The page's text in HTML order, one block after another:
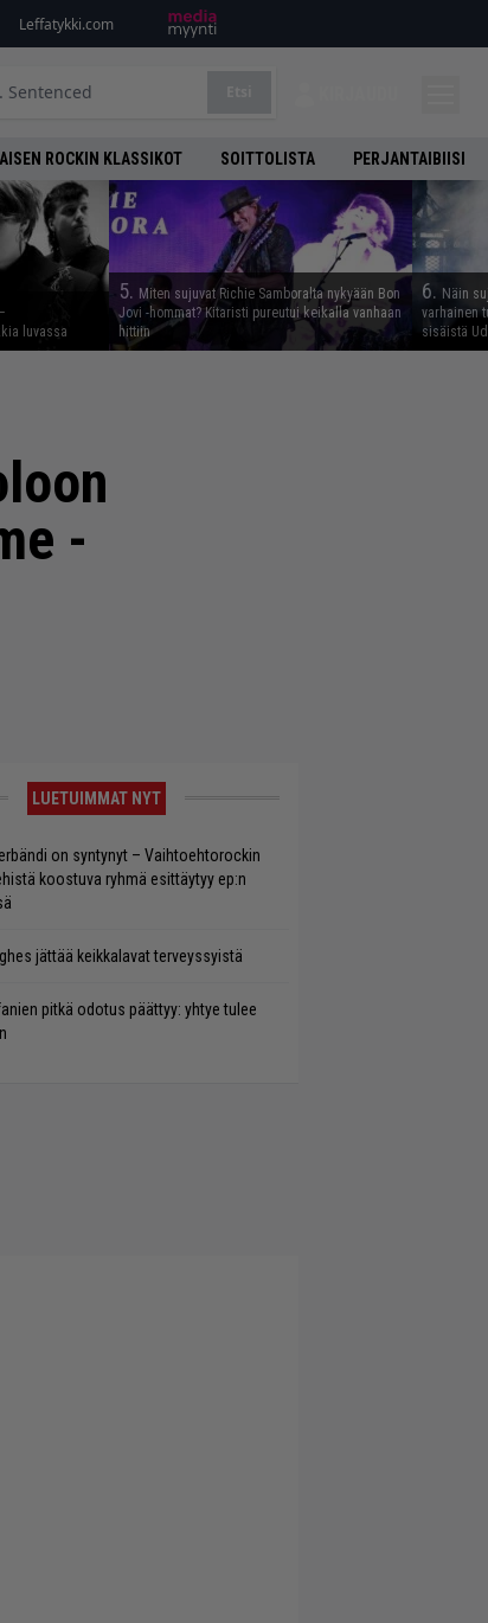
Leffatykki.com
ROCKIN KLASSIKOT SOITTOLISTA PERJANTAIBIISI
luvassa
5. Miten sujuvat Richie Samboralta nykyään Bon
Jovi -hommat? Kitaristi pureutui keikalla vanhaan
hittiin
6. Näin
varhainen
sisäistä
-
LUETUIMMAT NYT
on syntynyt – Vaihtoehtorockin
koostuva ryhmä esittäytyy ep:n
jättää keikkalavat terveyssyistä
pitkä odotus päättyy: yhtye tulee